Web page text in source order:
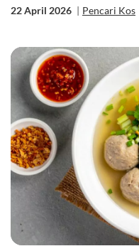
22 April 2026 | Pencari Kos